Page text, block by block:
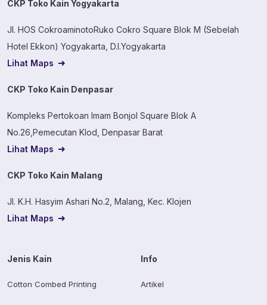
CKP Toko Kain Yogyakarta
Jl. HOS CokroaminotoRuko Cokro Square Blok M (Sebelah
Hotel Ekkon) Yogyakarta, D.I.Yogyakarta
Lihat Maps
CKP Toko Kain Denpasar
Kompleks Pertokoan Imam Bonjol Square Blok A
No.26,Pemecutan Klod, Denpasar Barat
Lihat Maps
CKP Toko Kain Malang
Jl. K.H. Hasyim Ashari No.2, Malang, Kec. Klojen
Lihat Maps
Jenis Kain
Cotton Combed Printing
Info
Artikel